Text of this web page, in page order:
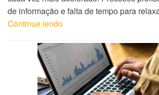
de informação e falta de tempo para
Continue lendo